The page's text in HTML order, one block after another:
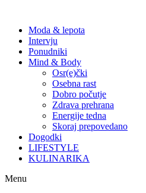
Moda & lepota
Intervju
Ponudniki
Mind & Body
Osr(e)čki
Osebna rast
Dobro počutje
Zdrava prehrana
Energije tedna
Skoraj prepovedano
Dogodki
LIFESTYLE
KULINARIKA
Menu